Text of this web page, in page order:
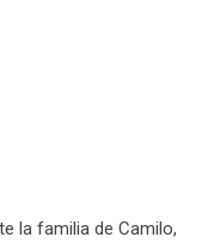
la familia de Camilo,